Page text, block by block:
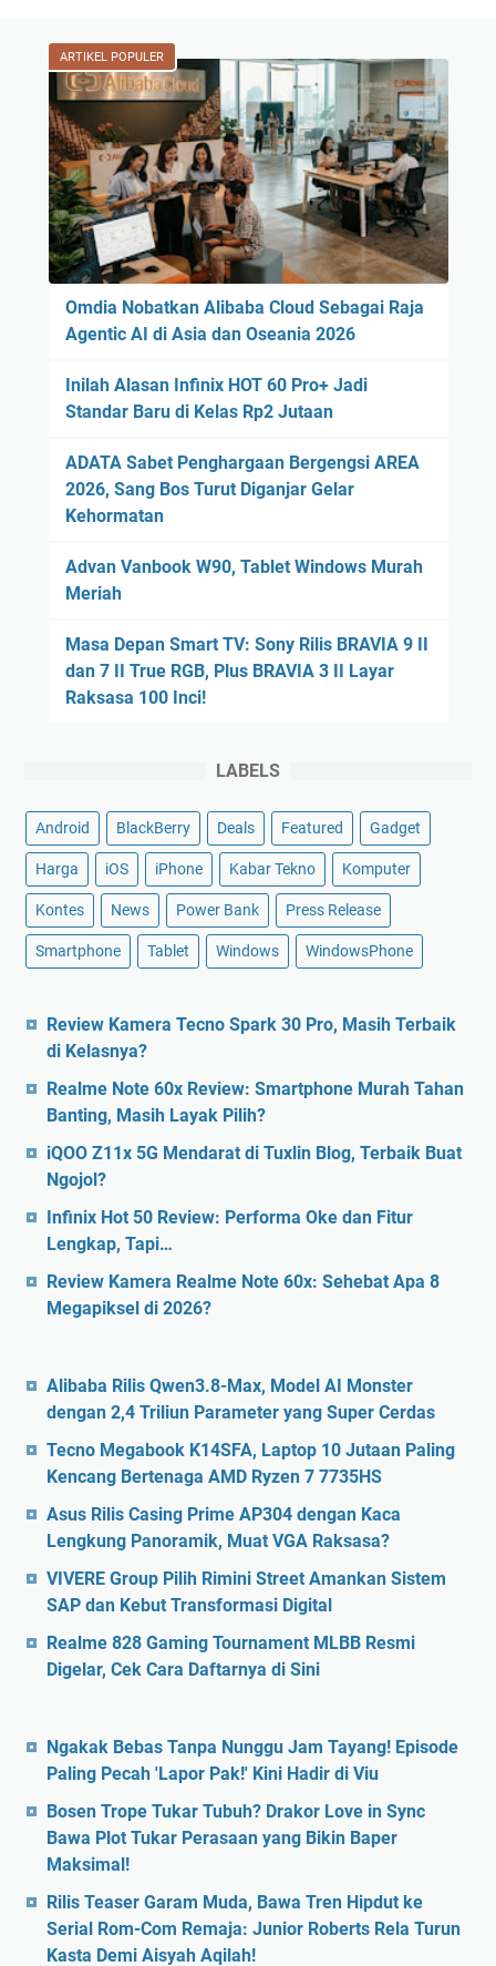
ARTIKEL POPULER
Omdia Nobatkan Alibaba Cloud Sebagai Raja
Agentic AI di Asia dan Oseania 2026
Inilah Alasan Infinix HOT 60 Pro+ Jadi
Standar Baru di Kelas Rp2 Jutaan
ADATA Sabet Penghargaan Bergengsi AREA
2026, Sang Bos Turut Diganjar Gelar
Kehormatan
Advan Vanbook W90, Tablet Windows Murah
Meriah
Masa Depan Smart TV: Sony Rilis BRAVIA 9 II
dan 7 II True RGB, Plus BRAVIA 3 II Layar
Raksasa 100 Inci!
LABELS
Android BlackBerry Deals Featured Gadget
Harga iOS iPhone Kabar Tekno Komputer
Kontes News Power Bank Press Release
Smartphone Tablet Windows WindowsPhone
Review Kamera Tecno Spark 30 Pro, Masih Terbaik
di Kelasnya?
Realme Note 60x Review: Smartphone Murah Tahan
Banting, Masih Layak Pilih?
iQOO Z11x 5G Mendarat di Tuxlin Blog, Terbaik Buat
Ngojol?
Infinix Hot 50 Review: Performa Oke dan Fitur
Lengkap, Tapi…
Review Kamera Realme Note 60x: Sehebat Apa 8
Megapiksel di 2026?
Alibaba Rilis Qwen3.8-Max, Model AI Monster
dengan 2,4 Triliun Parameter yang Super Cerdas
Tecno Megabook K14SFA, Laptop 10 Jutaan Paling
Kencang Bertenaga AMD Ryzen 7 7735HS
Asus Rilis Casing Prime AP304 dengan Kaca
Lengkung Panoramik, Muat VGA Raksasa?
VIVERE Group Pilih Rimini Street Amankan Sistem
SAP dan Kebut Transformasi Digital
Realme 828 Gaming Tournament MLBB Resmi
Digelar, Cek Cara Daftarnya di Sini
Ngakak Bebas Tanpa Nunggu Jam Tayang! Episode
Paling Pecah 'Lapor Pak!' Kini Hadir di Viu
Bosen Trope Tukar Tubuh? Drakor Love in Sync
Bawa Plot Tukar Perasaan yang Bikin Baper
Maksimal!
Rilis Teaser Garam Muda, Bawa Tren Hipdut ke
Serial Rom-Com Remaja: Junior Roberts Rela Turun
Kasta Demi Aisyah Aqilah!